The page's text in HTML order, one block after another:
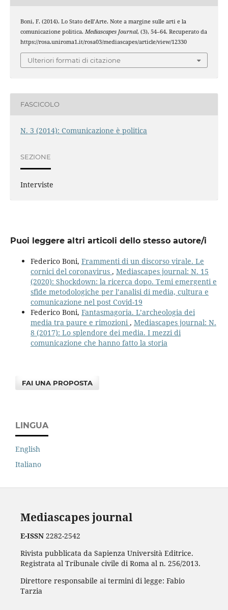
Boni, F. (2014). Lo Stato dell’Arte. Note a margine sulle arti e la
comunicazione politica. Mediascapes Journal, (3), 54–64. Recuperato da
https://rosa.uniroma1.it/rosa03/mediascapes/article/view/12330
Ulteriori formati di citazione
FASCICOLO
N. 3 (2014): Comunicazione è politica
SEZIONE
Interviste
Puoi leggere altri articoli dello stesso autore/i
Federico Boni, Frammenti di un discorso virale. Le
cornici del coronavirus , Mediascapes journal: N. 15
(2020): Shockdown: la ricerca dopo. Temi emergenti e
sfide metodologiche per l’analisi di media, cultura e
comunicazione nel post Covid-19
Federico Boni, Fantasmagoria. L’archeologia dei
media tra paure e rimozioni , Mediascapes journal: N.
8 (2017): Lo splendore dei media. I mezzi di
comunicazione che hanno fatto la storia
FAI UNA PROPOSTA
LINGUA
English
Italiano
Mediascapes journal
E-ISSN2282-2542
Rivista pubblicata da Sapienza Università Editrice.
Registrata al Tribunale civile di Roma al n. 256/2013.
Direttore responsabile ai termini di legge: Fabio
Tarzia